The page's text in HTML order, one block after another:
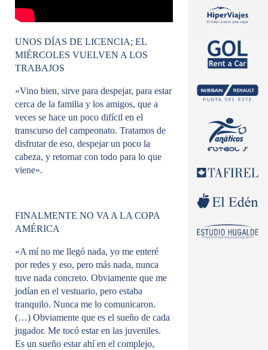
UNOS DÍAS DE LICENCIA; EL
MIÉRCOLES VUELVEN A LOS
TRABAJOS
«Vino bien, sirve para despejar, para estar
cerca de la familia y los amigos, que a
veces se hace un poco difícil en el
transcurso del campeonato. Tratamos de
disfrutar de eso, despejar un poco la
cabeza, y retornar con todo para lo que
viene».
FINALMENTE NO VA A LA COPA
AMÉRICA
«A mí no me llegó nada, yo me enteré
por redes y eso, pero más nada, nunca
tuve nada concreto. Obviamente que me
jodían en el vestuario, pero estaba
tranquilo. Nunca me lo comunicaron.
(…) Obviamente que es el sueño de cada
jugador. Me tocó estar en las juveniles.
Es un sueño estar ahí en el complejo,